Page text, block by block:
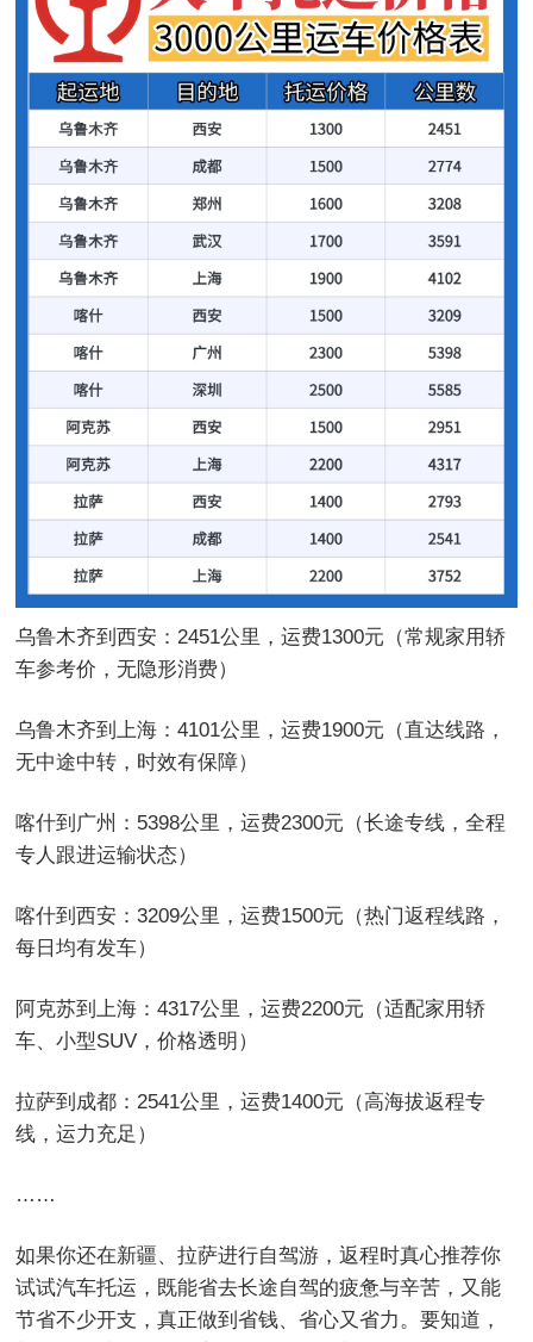
乌鲁木齐到西安：2451公里，运费1300元（常规家用轿
车参考价，无隐形消费）
乌鲁木齐到上海：4101公里，运费1900元（直达线路，
无中途中转，时效有保障）
喀什到广州：5398公里，运费2300元（长途专线，全程
专人跟进运输状态）
喀什到西安：3209公里，运费1500元（热门返程线路，
每日均有发车）
阿克苏到上海：4317公里，运费2200元（适配家用轿
车、小型SUV，价格透明）
拉萨到成都：2541公里，运费1400元（高海拔返程专
线，运力充足）
……
如果你还在新疆、拉萨进行自驾游，返程时真心推荐你
试试汽车托运，既能省去长途自驾的疲惫与辛苦，又能
节省不少开支，真正做到省钱、省心又省力。要知道，